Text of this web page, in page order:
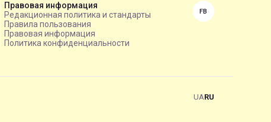
Правовая информация
Редакционная политика и стандарты
Правила пользования
Правовая информация
Политика конфиденциальности
FB
UARU